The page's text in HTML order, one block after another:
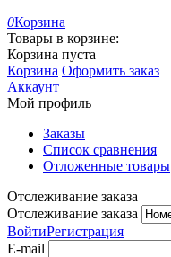
0Корзина
Товары в корзине:
Корзина пуста
Корзина Оформить заказ
Аккаунт
Мой профиль
Заказы
Список сравнения
Отложенные товары
Отслеживание заказа
Отслеживание заказа
ВойтиРегистрация
E-mail